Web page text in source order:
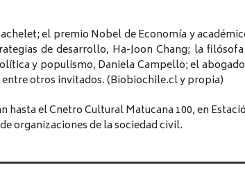
el premio Nobel de Economía y
de desarrollo, Ha-Joon Chang; la
y populismo, Daniela Campello; el
otros invitados. (Biobiochile.cl y propia)
hasta el Cnetro Cultural Matucana 100, en
organizaciones de la sociedad civil.